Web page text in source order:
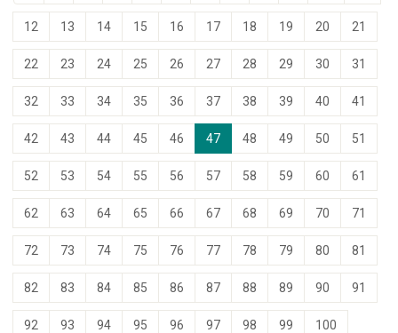
12 13 14 15 16 17 18 19 20 21
22 23 24 25 26 27 28 29 30 31
32 33 34 35 36 37 38 39 40 41
42 43 44 45 46 47 48 49 50 51
52 53 54 55 56 57 58 59 60 61
62 63 64 65 66 67 68 69 70 71
72 73 74 75 76 77 78 79 80 81
82 83 84 85 86 87 88 89 90 91
92 93 94 95 96 97 98 99 100